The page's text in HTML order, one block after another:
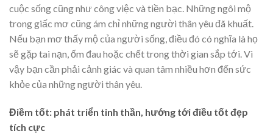
cuộc sống cũng như công việc và tiền bạc. Những ngôi mộ
trong giấc mơ cũng ám chỉ những người thân yêu đã khuất.
Nếu bạn mơ thấy mộ của người sống, điều đó có nghĩa là họ
sẽ gặp tai nạn, ốm đau hoặc chết trong thời gian sắp tới. Vì
vậy bạn cần phải cảnh giác và quan tâm nhiều hơn đến sức
khỏe của những người thân yêu.
Điềm tốt: phát triển tinh thần, hướng tới điều tốt đẹp
tích cực